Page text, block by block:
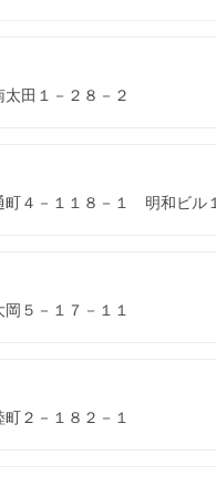
田１－２８－２
町４－１１８－１ 明和ビル
５－１７－１１
２－１８２－１